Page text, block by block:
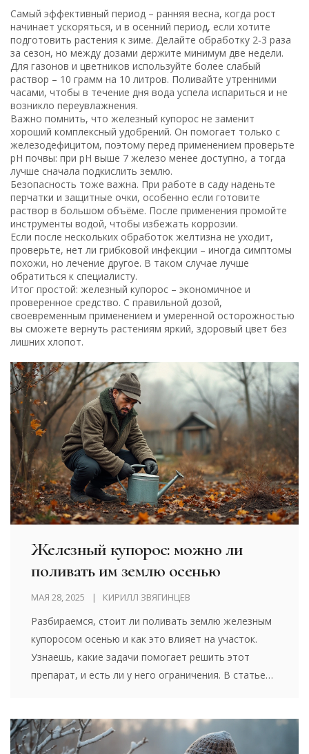
Самый эффективный период – ранняя весна, когда рост
начинает ускоряться, и в осенний период, если хотите
подготовить растения к зиме. Делайте обработку 2‑3 раза
за сезон, но между дозами держите минимум две недели.
Для газонов и цветников используйте более слабый
раствор – 10 грамм на 10 литров. Поливайте утренними
часами, чтобы в течение дня вода успела испариться и не
возникло переувлажнения.
Важно помнить, что железный купорос не заменит
хороший комплексный удобрений. Он помогает только с
железодефицитом, поэтому перед применением проверьте
pH почвы: при pH выше 7 железо менее доступно, а тогда
лучше сначала подкислить землю.
Безопасность тоже важна. При работе в саду наденьте
перчатки и защитные очки, особенно если готовите
раствор в большом объёме. После применения промойте
инструменты водой, чтобы избежать коррозии.
Если после нескольких обработок желтизна не уходит,
проверьте, нет ли грибковой инфекции – иногда симптомы
похожи, но лечение другое. В таком случае лучше
обратиться к специалисту.
Итог простой: железный купорос – экономичное и
проверенное средство. С правильной дозой,
своевременным применением и умеренной осторожностью
вы сможете вернуть растениям яркий, здоровый цвет без
лишних хлопот.
Железный купорос: можно ли
поливать им землю осенью
МАЯ 28, 2025 КИРИЛЛ ЗВЯГИНЦЕВ
Разбираемся, стоит ли поливать землю железным
купоросом осенью и как это влияет на участок.
Узнаешь, какие задачи помогает решить этот
препарат, и есть ли у него ограничения. В статье
сада к зиме. Даю полезные советы и делюсь
практическими нюансами обработки. Всё, чтобы